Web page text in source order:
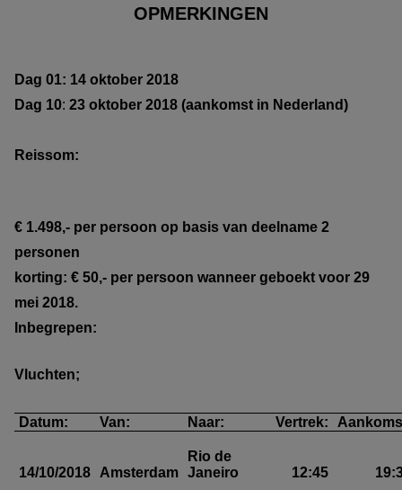
OPMERKINGEN
Dag 01: 14 oktober 2018
Dag 10: 23 oktober 2018 (aankomst in Nederland)
Reissom:
€ 1.498,- per persoon op basis van deelname 2
personen
korting: € 50,- per persoon wanneer geboekt voor 29
mei 2018.
Inbegrepen:
Vluchten;
Datum: Van: Naar: Vertrek:
14/10/2018 Amsterdam
Rio de
Janeiro
12:45